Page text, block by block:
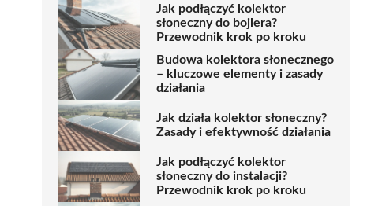
Jak podłączyć kolektor
słoneczny do bojlera?
Przewodnik krok po kroku
Budowa kolektora słonecznego
– kluczowe elementy i zasady
działania
Jak działa kolektor słoneczny?
Zasady i efektywność działania
Jak podłączyć kolektor
słoneczny do instalacji?
Przewodnik krok po kroku